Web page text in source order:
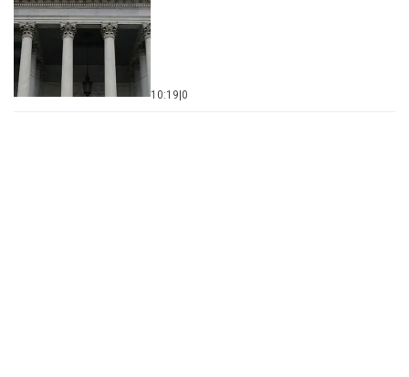
10:19|0